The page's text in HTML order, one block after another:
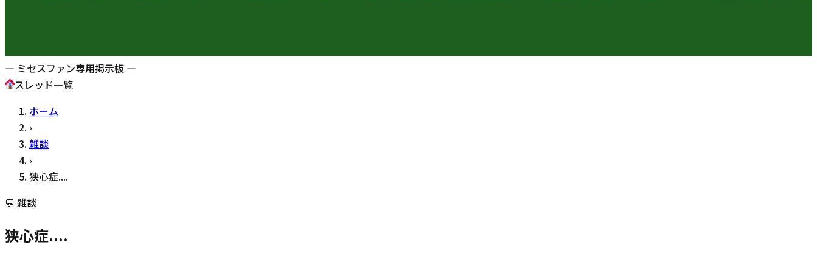
— ミセスファン専用掲示板 —
スレッド一覧
ホーム
›
雑談
›
狭心症....
💬 雑談
狭心症....